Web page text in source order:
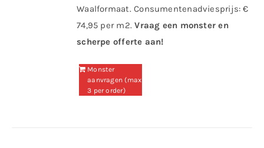
Waalformaat. Consumentenadviesprijs: €
74,95 per m2. Vraag een monster en
scherpe offerte aan!
Monster
aanvragen (max
3 per order)